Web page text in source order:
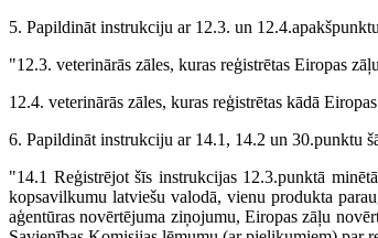
5. Papildināt instrukciju ar 12.3. un
"12.3. veterinārās zāles, kuras reģistrētas Eiropas
12.4. veterinārās zāles, kuras reģistrētas kādā
6. Papildināt instrukciju ar 14.1, 14.2 un 30.punktu
"14.1 Reģistrējot šīs instrukcijas 12.3.punktā
kopsavilkumu latviešu valodā, vienu produkta
aģentūras novērtējuma ziņojumu, Eiropas zāļu